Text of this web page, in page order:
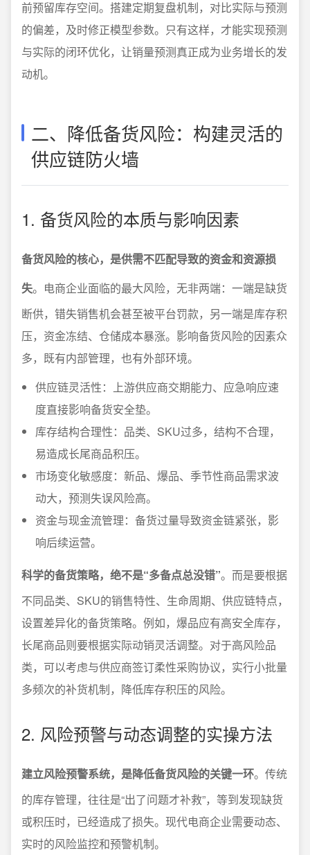
前预留库存空间。搭建定期复盘机制，对比实际与预测
的偏差，及时修正模型参数。只有这样，才能实现预测
与实际的闭环优化，让销量预测真正成为业务增长的发
动机。
二、降低备货风险：构建灵活的
供应链防火墙
1. 备货风险的本质与影响因素
备货风险的核心，是供需不匹配导致的资金和资源损
失。电商企业面临的最大风险，无非两端：一端是缺货
断供，错失销售机会甚至被平台罚款，另一端是库存积
压，资金冻结、仓储成本暴涨。影响备货风险的因素众
多，既有内部管理，也有外部环境。
供应链灵活性：上游供应商交期能力、应急响应速
度直接影响备货安全垫。
库存结构合理性：品类、SKU过多，结构不合理，
易造成长尾商品积压。
市场变化敏感度：新品、爆品、季节性商品需求波
动大，预测失误风险高。
资金与现金流管理：备货过量导致资金链紧张，影
响后续运营。
科学的备货策略，绝不是“多备点总没错”。而是要根据
不同品类、SKU的销售特性、生命周期、供应链特点，
设置差异化的备货策略。例如，爆品应有高安全库存，
长尾商品则要根据实际动销灵活调整。对于高风险品
类，可以考虑与供应商签订柔性采购协议，实行小批量
多频次的补货机制，降低库存积压的风险。
2. 风险预警与动态调整的实操方法
建立风险预警系统，是降低备货风险的关键一环。传统
的库存管理，往往是“出了问题才补救”，等到发现缺货
或积压时，已经造成了损失。现代电商企业需要动态、
实时的风险监控和预警机制。